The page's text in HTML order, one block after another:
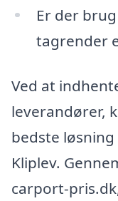
Er der
tagrender
Ved at
leverandører,
bedste
Kliplev.
carport-